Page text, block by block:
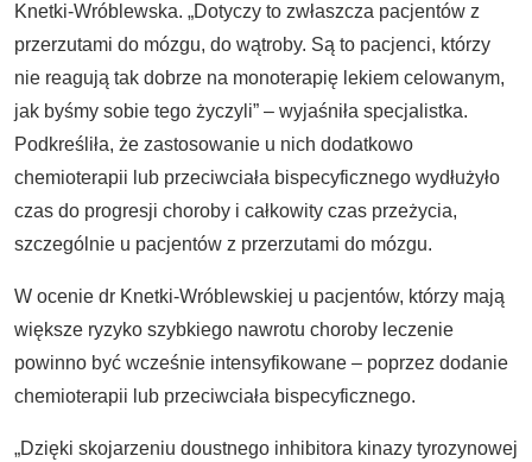
Knetki-Wróblewska. „Dotyczy to zwłaszcza pacjentów z
przerzutami do mózgu, do wątroby. Są to pacjenci, którzy
nie reagują tak dobrze na monoterapię lekiem celowanym,
jak byśmy sobie tego życzyli” – wyjaśniła specjalistka.
Podkreśliła, że zastosowanie u nich dodatkowo
chemioterapii lub przeciwciała bispecyficznego wydłużyło
czas do progresji choroby i całkowity czas przeżycia,
szczególnie u pacjentów z przerzutami do mózgu.
W ocenie dr Knetki-Wróblewskiej u pacjentów, którzy mają
większe ryzyko szybkiego nawrotu choroby leczenie
powinno być wcześnie intensyfikowane – poprzez dodanie
chemioterapii lub przeciwciała bispecyficznego.
„Dzięki skojarzeniu doustnego inhibitora kinazy tyrozynowej